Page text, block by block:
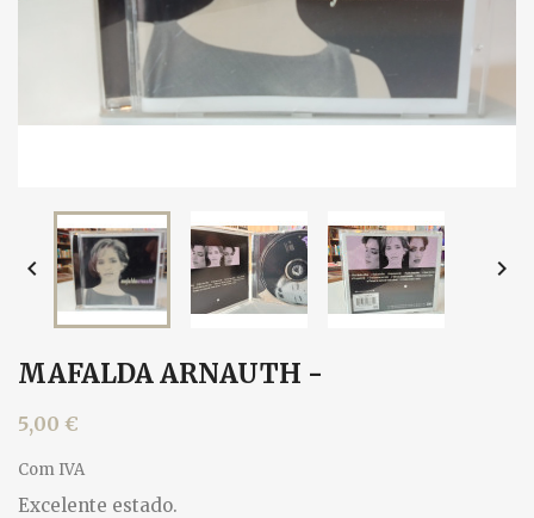
 
MAFALDA ARNAUTH -
5,00 €
Com IVA
Excelente estado.